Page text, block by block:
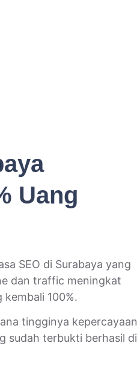
Uang
SEO di Surabaya yang
dan traffic meningkat
100%.
tingginya kepercayaan
sudah terbukti berhasil di